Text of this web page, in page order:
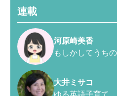
連載
河原崎美香
もしかしてうち
大井ミサコ